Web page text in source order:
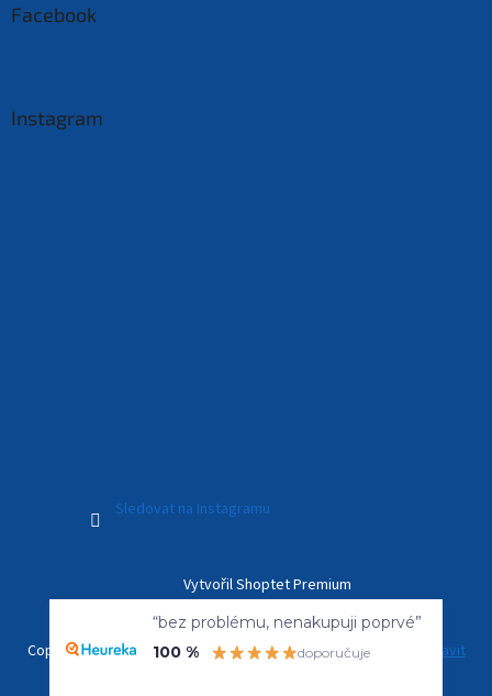
Facebook
Instagram
Sledovat na Instagramu
Vytvořil Shoptet Premium
Copyright 2026Kamerový Svět. Všechna práva vyhrazena.
Upravit
“bez problému, nenakupuji poprvé”
100 %
doporučuje